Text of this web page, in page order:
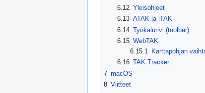
6.12 Yleisohjeet
6.13 ATAK ja iTAK
6.14 Työkalurivi (toolbar)
6.15 WebTAK
6.15.1
Karttapohjan
6.16 TAK Tracker
7 macOS
8 Viitteet